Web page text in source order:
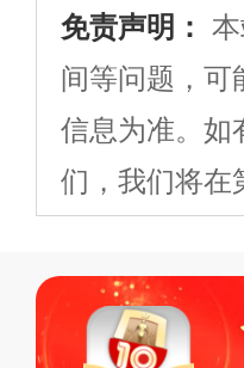
免责声明：
间等问题，可
信息为准。如
们，我们将在
标、LOGO
复制、转载